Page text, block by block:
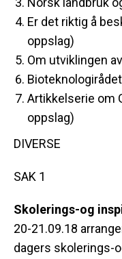
Er det riktig å
oppslag)
Om utviklingen
Artikkelserie om
oppslag)
DIVERSE
SAK 1
Skolerings-og
20-21.09.18
dagers skolerings-